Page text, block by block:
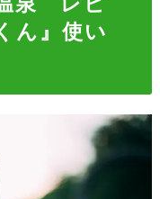
ん』使い